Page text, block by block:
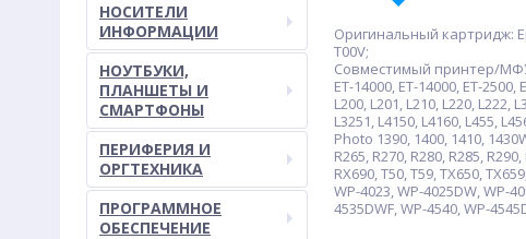
НОСИТЕЛИ
ИНФОРМАЦИИ
НОУТБУКИ,
ПЛАНШЕТЫ И
СМАРТФОНЫ
ПЕРИФЕРИЯ И
ОРГТЕХНИКА
ПРОГРАММНОЕ
ОБЕСПЕЧЕНИЕ
Оригинальный картридж:
T00V;
Совместимый принтер/МФУ:
ET-14000, ET-14000, ET-2500,
L200, L201, L210, L220, L222,
L3251, L4150, L4160, L455,
Photo 1390, 1400, 1410,
R265, R270, R280, R285,
RX690, T50, T59, TX650,
WP-4023, WP-4025DW, WP-
4535DWF, WP-4540, WP-